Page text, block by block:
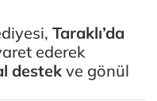
Taraklı’da
ederek
destekve gönül